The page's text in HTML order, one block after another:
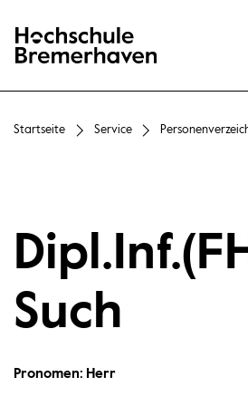
Hochschule Bremerhaven
Startseite Service
Such
Pronomen: Herr